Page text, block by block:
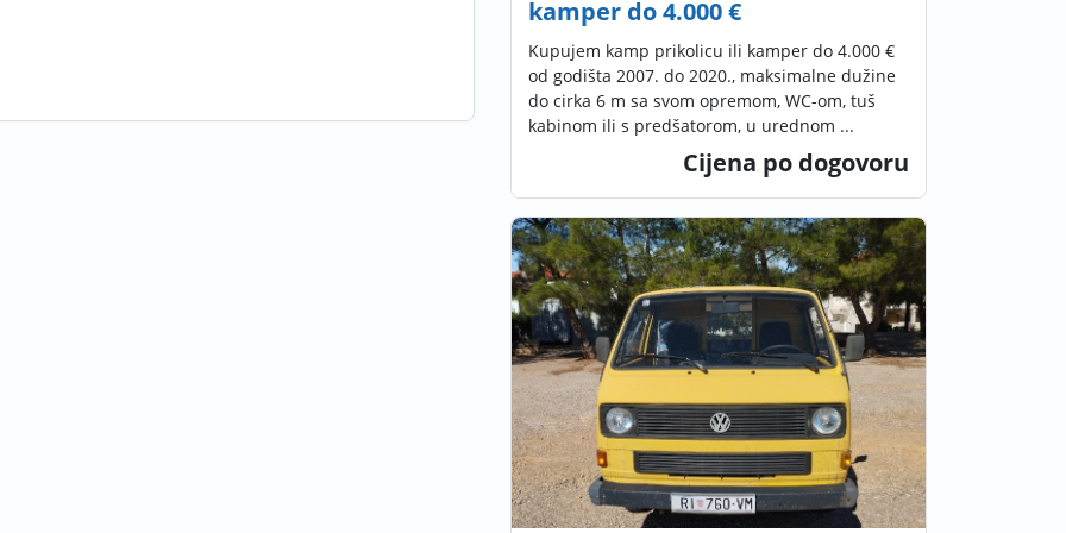
kamper do 4.000 €
Kupujem kamp prikolicu ili kamper do 4.000 €
od godišta 2007. do 2020., maksimalne dužine
do cirka 6 m sa svom opremom, WC-om, tuš
kabinom ili s predšatorom, u urednom ...
Cijena po dogovoru